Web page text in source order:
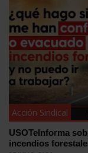
Acción Sindical
USOTeInforma
incendios